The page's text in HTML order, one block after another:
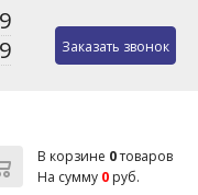
Заказать звонок
В корзине 0товаров
На сумму 0 руб.